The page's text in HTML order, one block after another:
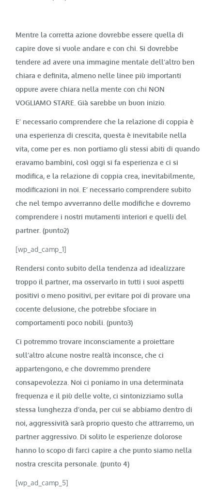
Mentre la corretta azione dovrebbe essere quella di
capire dove si vuole andare e con chi. Si dovrebbe
tendere ad avere una immagine mentale dell’altro ben
chiara e definita, almeno nelle linee più importanti
oppure avere chiara nella mente con chi NON
VOGLIAMO STARE. Già sarebbe un buon inizio.
E’ necessario comprendere che la relazione di coppia è
una esperienza di crescita, questa è inevitabile nella
vita, come per es. non portiamo gli stessi abiti di quando
eravamo bambini, così oggi si fa esperienza e ci si
modifica, e la relazione di coppia crea, inevitabilmente,
modificazioni in noi. E’ necessario comprendere subito
che nel tempo avverranno delle modifiche e dovremo
comprendere i nostri mutamenti interiori e quelli del
partner. (punto2)
[wp_ad_camp_1]
Rendersi conto subito della tendenza ad idealizzare
troppo il partner, ma osservarlo in tutti i suoi aspetti
positivi o meno positivi, per evitare poi di provare una
cocente delusione, che potrebbe sfociare in
comportamenti poco nobili. (punto3)
Ci potremmo trovare inconsciamente a proiettare
sull’altro alcune nostre realtà inconsce, che ci
appartengono, e che dovremmo prendere
consapevolezza. Noi ci poniamo in una determinata
frequenza e il più delle volte, ci sintonizziamo sulla
stessa lunghezza d’onda, per cui se abbiamo dentro di
noi, aggressività sarà proprio questo che attrarremo, un
partner aggressivo. Di solito le esperienze dolorose
hanno lo scopo di farci capire a che punto siamo nella
nostra crescita personale. (punto 4)
[wp_ad_camp_5]